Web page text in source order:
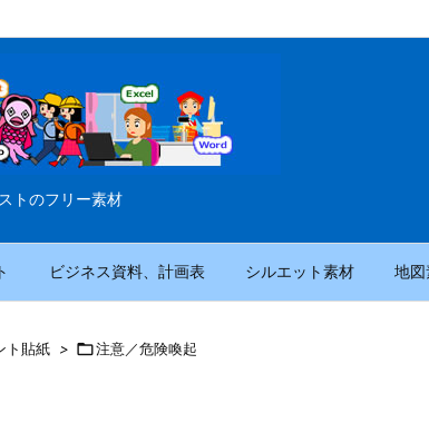
トのフリー素材
ビジネス資料、計画表 シルエット素材 地
ト貼紙 > 注意／危険喚起